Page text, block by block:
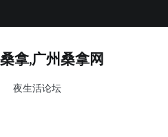
拿,广州桑拿网
夜生活论坛